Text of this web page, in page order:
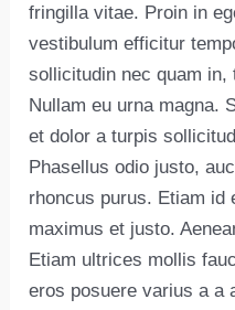
fringilla vitae. Proin in
vestibulum efficitur
sollicitudin nec quam in,
Nullam eu urna magna.
et dolor a turpis
Phasellus odio justo,
rhoncus purus. Etiam id
maximus et justo.
Etiam ultrices mollis
eros posuere varius a a